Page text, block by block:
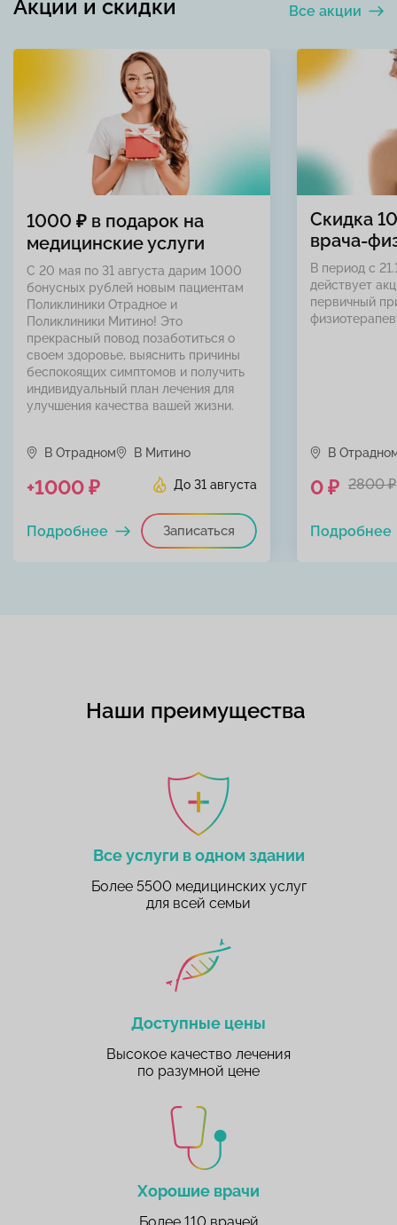
Все акции
Акции и скидки
1000 ₽ в подарок на
медицинские услуги
С 20 мая по 31 августа дарим 1000
бонусных рублей новым пациентам
Поликлиники Отрадное и
Поликлиники Митино! Это
прекрасный повод позаботиться о
своем здоровье, выяснить причины
беспокоящих симптомов и получить
индивидуальный план лечения для
улучшения качества вашей жизни.
В Отрадном В Митино
До 31 августа
+1000 ₽
Записаться
Подробнее
Скидка
врача-
В период с
действует
первичный
В
0 ₽ 2800 ₽
Подробнее
Наши преимущества
Все услуги в одном здании
Более 5500 медицинских услуг
для всей семьи
Доступные цены
Высокое качество лечения
по разумной цене
Хорошие врачи
Более 110 врачей